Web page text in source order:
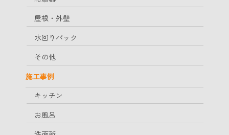
屋根・外壁
水回りパック
その他
施工事例
キッチン
お風呂